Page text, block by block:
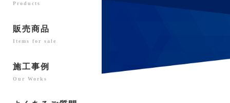
Products
販売商品
Items for sale
施工事例
Our Works